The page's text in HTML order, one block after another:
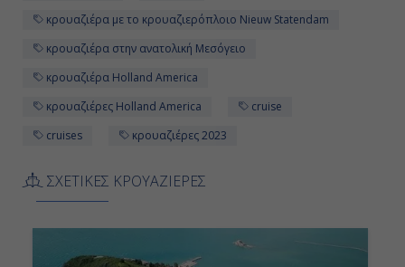
Κωνσταντινούπολη, Τουρκία
κρουαζιέρα με το κρουαζιερόπλοιο Nieuw Statendam
κρουαζιέρα στην ανατολική Μεσόγειο
κρουαζιέρα Holland America
κρουαζιέρες Holland America
cruise
cruises
κρουαζιέρες 2023
ΣΧΕΤΙΚΕΣ ΚΡΟΥΑΖΙΕΡΕΣ